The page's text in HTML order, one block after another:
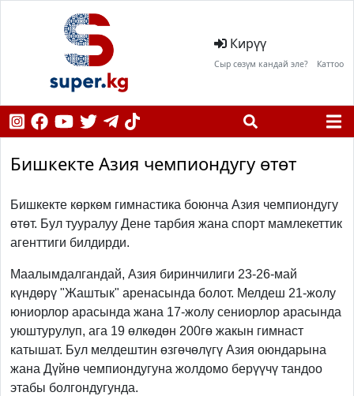
Кирүү
Сыр сөзүм кандай эле? Каттоо
Бишкекте Азия чемпиондугу өтөт
Бишкекте көркөм гимнастика боюнча Азия чемпиондугу
өтөт. Бул тууралуу Дене тарбия жана спорт мамлекеттик
агенттиги билдирди.
Маалымдалгандай, Азия биринчилиги 23-26-май
күндөрү "Жаштык" аренасында болот. Мелдеш 21-жолу
юниорлор арасында жана 17-жолу сениорлор арасында
уюштурулуп, ага 19 өлкөдөн 200гө жакын гимнаст
катышат. Бул мелдештин өзгөчөлүгү Азия оюндарына
жана Дүйнө чемпиондугуна жолдомо берүүчү тандоо
этабы болгондугунда.